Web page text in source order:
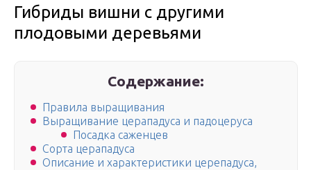
Гибриды вишни с другими
плодовыми деревьями
Содержание:
Правила выращивания
Выращивание церападуса и падоцеруса
Посадка саженцев
Сорта церападуса
Описание и характеристики церепадуса,